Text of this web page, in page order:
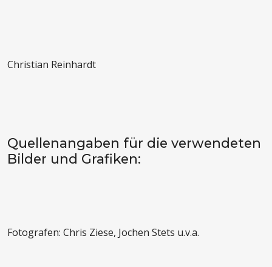
Christian Reinhardt
Quellenangaben für die verwendeten
Bilder und Grafiken:
Fotografen: Chris Ziese, Jochen Stets u.v.a.